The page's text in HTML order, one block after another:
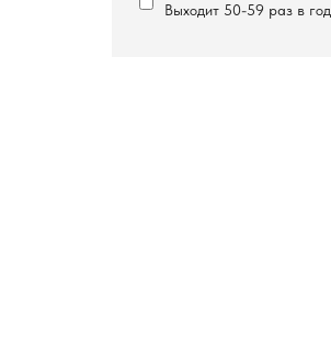
Выходит 50-59 раз в год